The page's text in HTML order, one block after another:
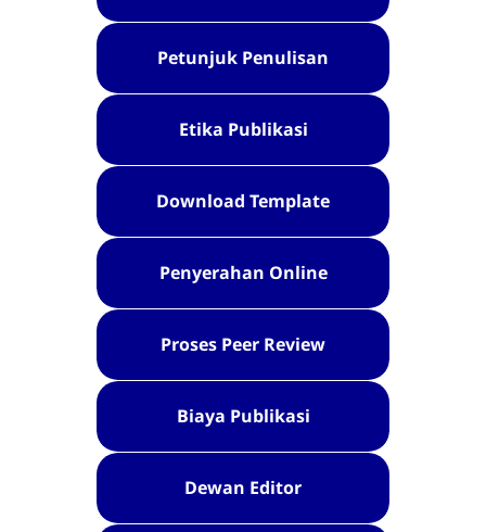
Petunjuk Penulisan
Etika Publikasi
Download Template
Penyerahan Online
Proses Peer Review
Biaya Publikasi
Dewan Editor